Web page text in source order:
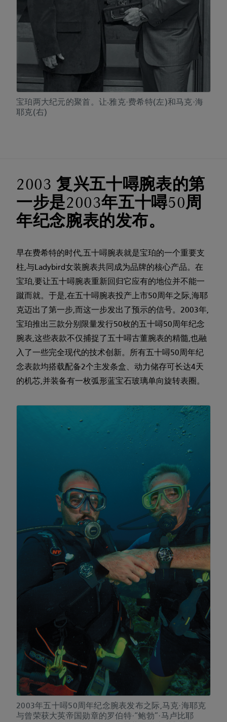
宝珀两大纪元的聚首。让-雅克·费希特(左)和马克·海
耶克(右)
2003 复兴五十噚腕表的第
一步是2003年五十噚50周
年纪念腕表的发布。
早在费希特的时代,五十噚腕表就是宝珀的一个重要支
柱,与Ladybird女装腕表共同成为品牌的核心产品。在
宝珀,要让五十噚腕表重新回归它应有的地位并不能一
蹴而就。于是,在五十噚腕表投产上市50周年之际,海耶
克迈出了第一步,而这一步发出了预示的信号。2003年,
宝珀推出三款分别限量发行50枚的五十噚50周年纪念
腕表,这些表款不仅捕捉了五十噚古董腕表的精髓,也融
入了一些完全现代的技术创新。所有五十噚50周年纪
念表款均搭载配备2个主发条盒、动力储存可长达4天
的机芯,并装备有一枚弧形蓝宝石玻璃单向旋转表圈。
2003年五十噚50周年纪念腕表发布之际,马克·海耶克
与曾荣获大英帝国勋章的罗伯特·“鲍勃”·马卢比耶